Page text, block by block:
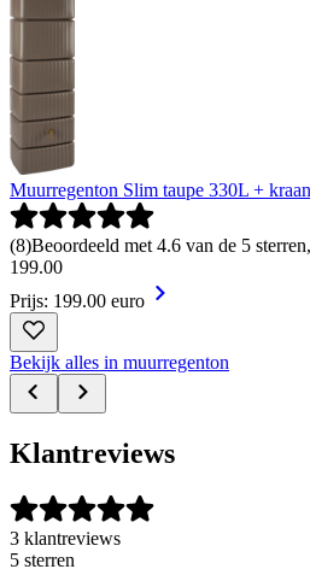
Muurregenton Slim taupe 330L +
(8)Beoordeeld met 4.6 van de 5
199.00
Prijs: 199.00 euro
Bekijk alles in muurregenton
Klantreviews
3 klantreviews
5 sterren